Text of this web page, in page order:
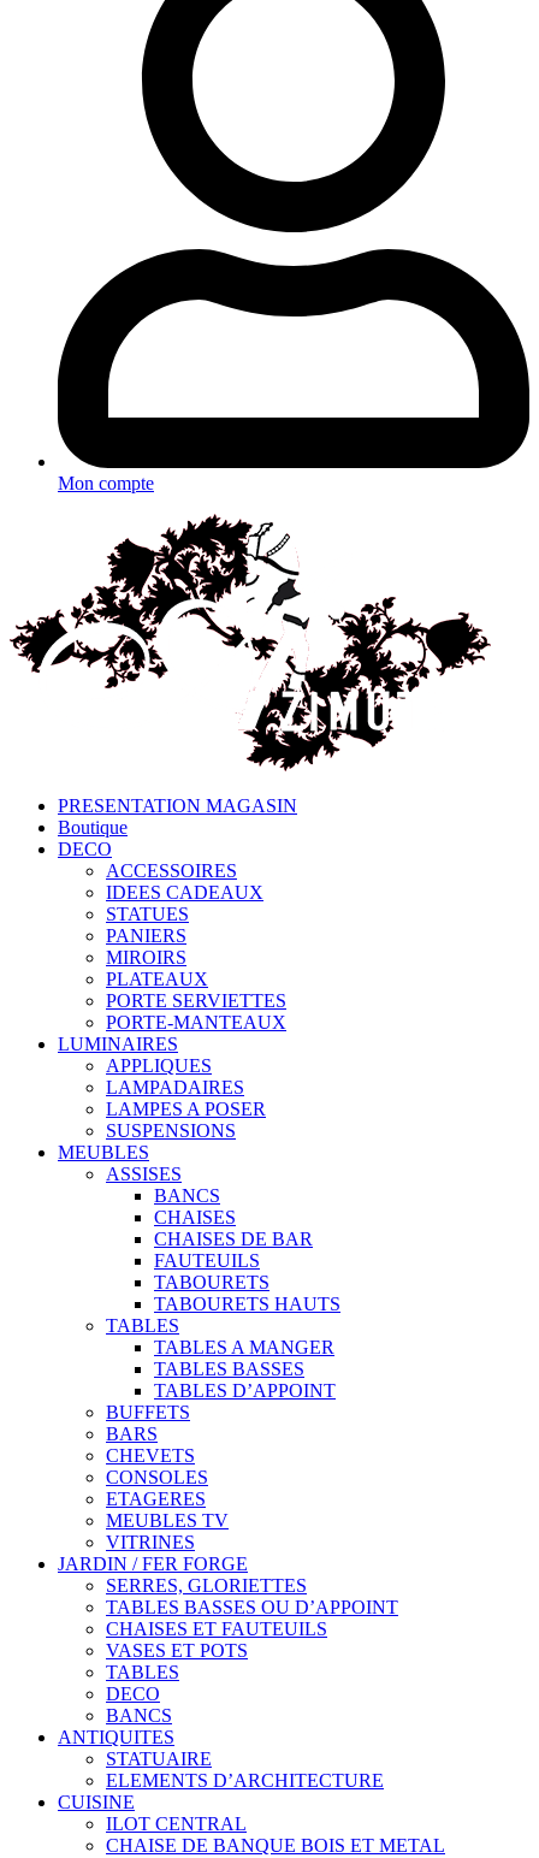
Mon compte
PRESENTATION MAGASIN
Boutique
DECO
ACCESSOIRES
IDEES CADEAUX
STATUES
PANIERS
MIROIRS
PLATEAUX
PORTE SERVIETTES
PORTE-MANTEAUX
LUMINAIRES
APPLIQUES
LAMPADAIRES
LAMPES A POSER
SUSPENSIONS
MEUBLES
ASSISES
BANCS
CHAISES
CHAISES DE BAR
FAUTEUILS
TABOURETS
TABOURETS HAUTS
TABLES
TABLES A MANGER
TABLES BASSES
TABLES D’APPOINT
BUFFETS
BARS
CHEVETS
CONSOLES
ETAGERES
MEUBLES TV
VITRINES
JARDIN / FER FORGE
SERRES, GLORIETTES
TABLES BASSES OU D’APPOINT
CHAISES ET FAUTEUILS
VASES ET POTS
TABLES
DECO
BANCS
ANTIQUITES
STATUAIRE
ELEMENTS D’ARCHITECTURE
CUISINE
ILOT CENTRAL
CHAISE DE BANQUE BOIS ET METAL